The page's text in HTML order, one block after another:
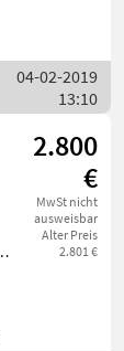
04-02-2019
13:10
2.800
€
MwSt nicht
ausweisbar
Alter Preis
2.801 €